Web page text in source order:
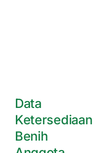
Data
Ketersediaan
Benih